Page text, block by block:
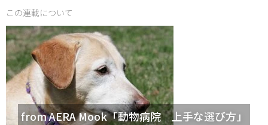
この連載について
from AERA Mook「動物病院 上手な選び方」